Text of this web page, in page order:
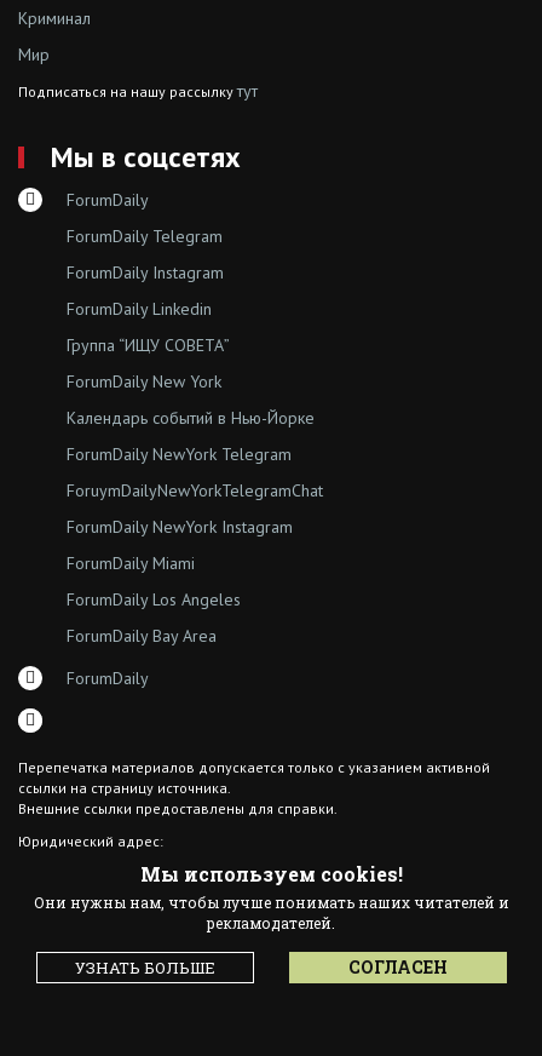
Криминал
Мир
Подписаться на нашу рассылкутут
Мы в соцсетях
ForumDaily
ForumDaily Telegram
ForumDaily Instagram
ForumDaily Linkedin
Группа “ИЩУ СОВЕТА”
ForumDaily New York
Календарь событий в Нью-Йорке
ForumDaily NewYork Telegram
ForuymDailyNewYorkTelegramChat
ForumDaily NewYork Instagram
ForumDaily Miami
ForumDaily Los Angeles
ForumDaily Bay Area
ForumDaily
Перепечатка материалов допускается только с указанием активной
ссылки на страницу источника.
Внешние ссылки предоставлены для справки.
Юридический адрес:
Brooklyn NY 11204
© 2015 ForumDaily inc.
Designed By иskra*
Мы используем cookies!
Они нужны нам, чтобы лучше понимать наших читателей и
рекламодателей.
УЗНАТЬ БОЛЬШЕ СОГЛАСЕН